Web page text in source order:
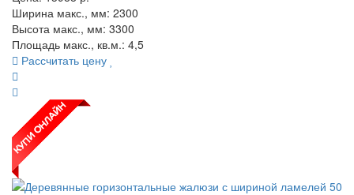
Ширина макс., мм: 2300
Высота макс., мм: 3300
Площадь макс., кв.м.: 4,5
Рассчитать цену